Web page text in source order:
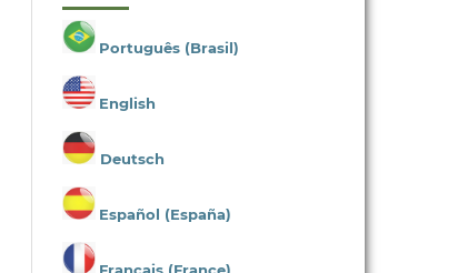
Português (Brasil)
English
Deutsch
Español (España)